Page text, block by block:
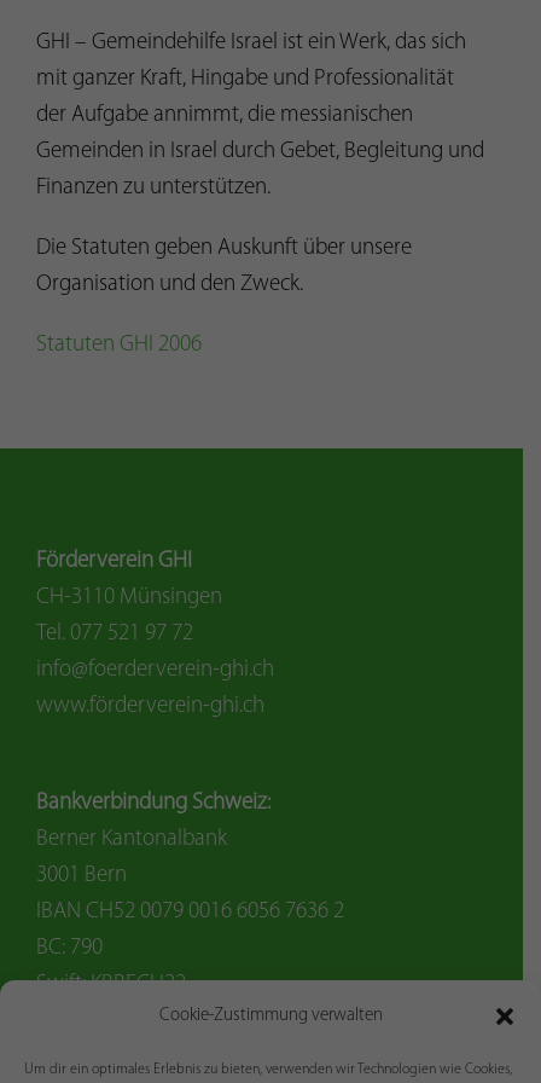
Cookie-Zustimmung verwalten
Um dir ein optimales Erlebnis zu bieten, verwenden wir Technologien wie Cookies,
GHI – Gemeindehilfe Israel ist ein Werk, das sich
mit ganzer Kraft, Hingabe und Professionalität
der Aufgabe annimmt, die messianischen
Gemeinden in Israel durch Gebet, Begleitung und
Finanzen zu unterstützen.
Die Statuten geben Auskunft über unsere
Organisation und den Zweck.
Statuten GHI 2006
Förderverein GHI
CH-3110 Münsingen
Tel. 077 521 97 72
info@foerderverein-ghi.ch
www.förderverein-ghi.ch
Bankverbindung Schweiz:
Berner Kantonalbank
3001 Bern
IBAN CH52 0079 0016 6056 7636 2
BC: 790
Swift: KBBECH22